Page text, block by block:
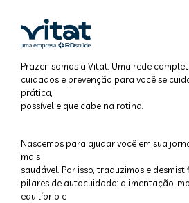
Prazer, somos a Vitat. Uma rede
cuidados e prevenção para você se
prática,
possível e que cabe na rotina.
Nascemos para ajudar você em sua
mais
saudável. Por isso, traduzimos e
pilares de autocuidado: alimentação,
equilíbrio e